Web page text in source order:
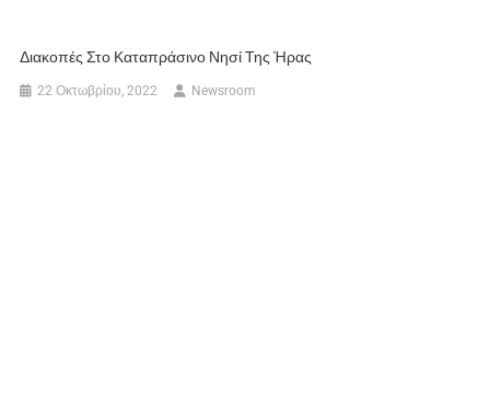
Διακοπές Στο Καταπράσινο Νησί Της Ήρας
22 Οκτωβρίου, 2022 Newsroom